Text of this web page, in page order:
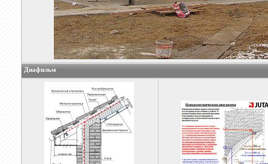
Диафильм